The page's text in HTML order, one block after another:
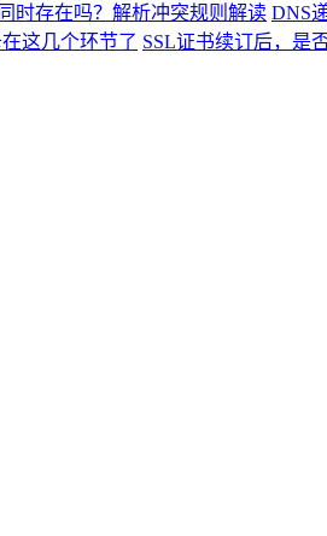
时存在吗？解析冲突规则解读 DNS
这几个环节了 SSL证书续订后，是